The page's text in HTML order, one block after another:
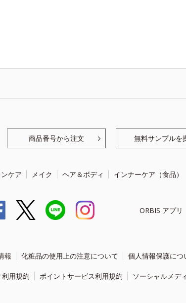
商品番号から注文 無料サンプルを
ケア メイク ヘア＆ボディ インナーケア（食品）
ORBIS アプリ
報 化粧品の使用上の注意について 個人情報保護につ
用規約 ポイントサービス利用規約 ソーシャルメデ